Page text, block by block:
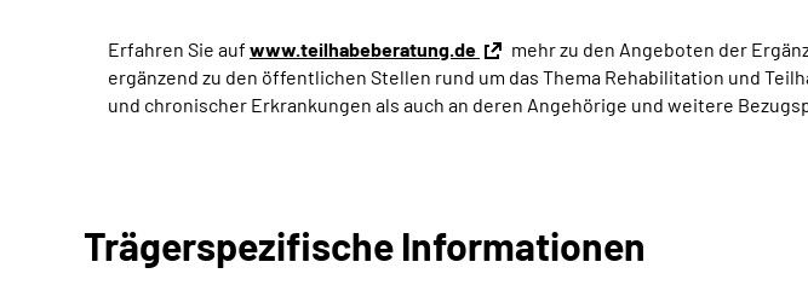
Erfahren Sie auf www.teilhabeberatung.de
mehr zu den Angeboten der
ergänzend zu den öffentlichen Stellen rund um das Thema Rehabilitation und
und chronischer Erkrankungen als auch an deren Angehörige und weitere
Trägerspezifische Informationen